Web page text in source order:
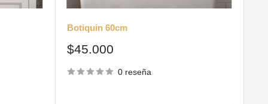
Botiquin 60cm
Precio
venta
$45.000
0 reseña